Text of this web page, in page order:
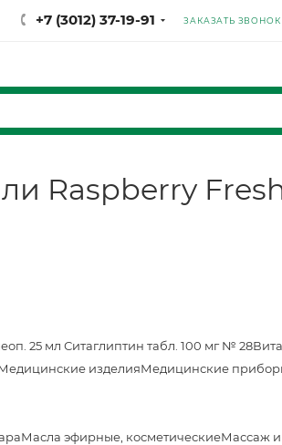
+7 (3012) 37-19-91 ЗАКАЗАТЬ ЗВОНОК
Raspberry
25 мл Ситаглиптин табл. 100 мг № 28
изделияМедицинские
Масла эфирные, косметическиеМассаж